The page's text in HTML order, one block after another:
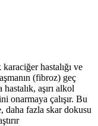
hastalığı ve
(fibroz) geç
aşırı alkol
onarmaya çalışır. Bu
daha fazla skar dokusu